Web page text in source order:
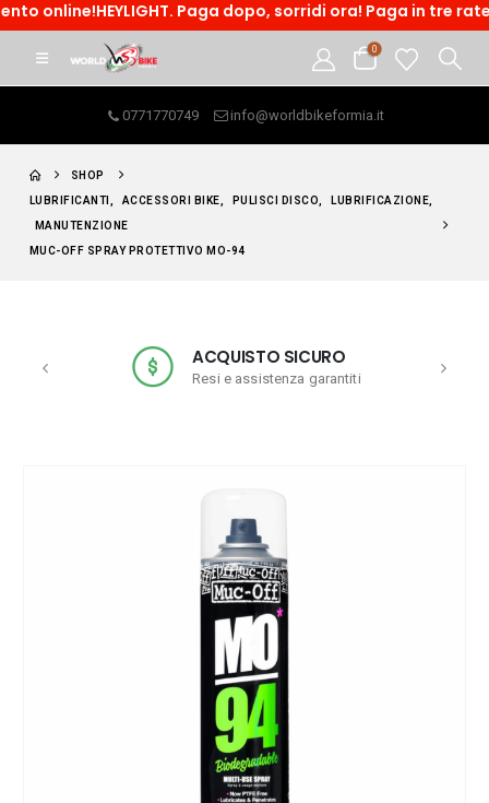
Paga dopo, sorridi ora! Paga in tre rate o
0
0771770749 info@worldbikeformia.it
SHOP
LUBRIFICANTI ACCESSORI BIKE PULISCI DISCO LUBRIFICAZIONE
MANUTENZIONE
MUC-OFF SPRAY PROTETTIVO MO-94
ACQUISTO SICURO
Resi e assistenza garantiti